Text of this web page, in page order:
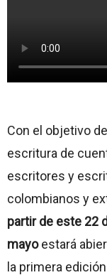
Con el objetivo
escritura de
escritores y
colombianos y
partir de este 22
mayoestará
la primera edición